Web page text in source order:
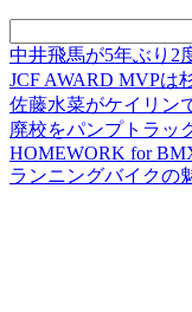
中井飛馬が5年ぶり2
JCF AWARD MVPは
佐藤水菜がケイリン
廃校をパンプトラッ
HOMEWORK for
ランニングバイクの